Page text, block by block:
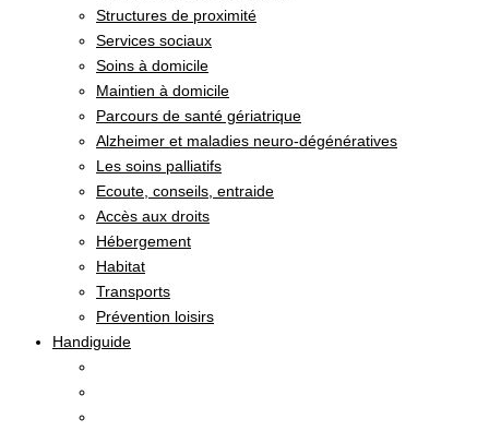
Structures de proximité
Services sociaux
Soins à domicile
Maintien à domicile
Parcours de santé gériatrique
Alzheimer et maladies neuro-dégénératives
Les soins palliatifs
Ecoute, conseils, entraide
Accès aux droits
Hébergement
Habitat
Transports
Prévention loisirs
Handiguide